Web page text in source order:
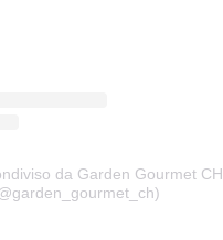
da Garden Gourmet CH